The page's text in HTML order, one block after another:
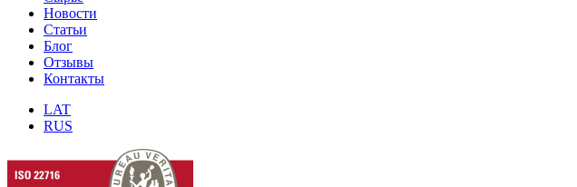
Новости
Статьи
Блог
Отзывы
Контакты
LAT
RUS